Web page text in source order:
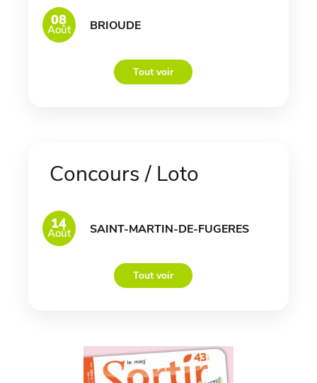
08
Août BRIOUDE
Tout voir
Concours / Loto
14
Août SAINT-MARTIN-DE-FUGERES
Tout voir